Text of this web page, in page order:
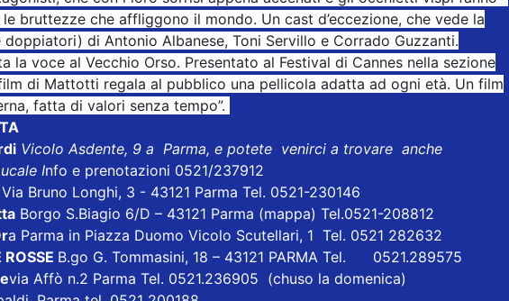
bruttezze che affliggono il mondo. Un cast d’eccezione, che vede la
di Antonio Albanese, Toni Servillo e Corrado Guzzanti.
la voce al Vecchio Orso. Presentato al Festival di Cannes nella sezione
di Mattotti regala al pubblico una pellicola adatta ad ogni età. Un film
fatta di valori senza tempo”.
Vicolo Asdente, 9 a Parma, e potete venirci a trovare anche
Info e prenotazioni 0521/237912
Bruno Longhi, 3 - 43121 Parma Tel. 0521-230146
Borgo S.Biagio 6/D – 43121 Parma (mappa) Tel.0521-208812
a Parma in Piazza Duomo Vicolo Scutellari, 1 Tel. 0521 282632
B.go G. Tommasini, 18 – 43121 PARMA Tel. 0521.289575
via Affò n.2 Parma Tel. 0521.236905 (chuso la domenica)